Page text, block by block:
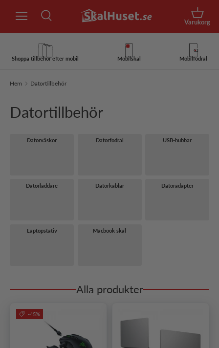
Hoppa till innehåll
Sök
Korg
Varukorg
Shoppa tillbehör efter mobil Mobilskal Mobilfodral
Hem Datortillbehör
Datortillbehör
Datorväskor Datorfodral USB-hubbar
Datorladdare Datorkablar Datoradapter
Laptopstativ Macbook skal
Alla produkter
-45%